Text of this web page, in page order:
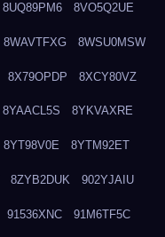
8UQ89PM6 8VO5Q2UE
8WAVTFXG 8WSU0MSW
8X79OPDP 8XCY80VZ
8YAACL5S 8YKVAXRE
8YT98V0E 8YTM92ET
8ZYB2DUK 902YJAIU
91536XNC 91M6TF5C